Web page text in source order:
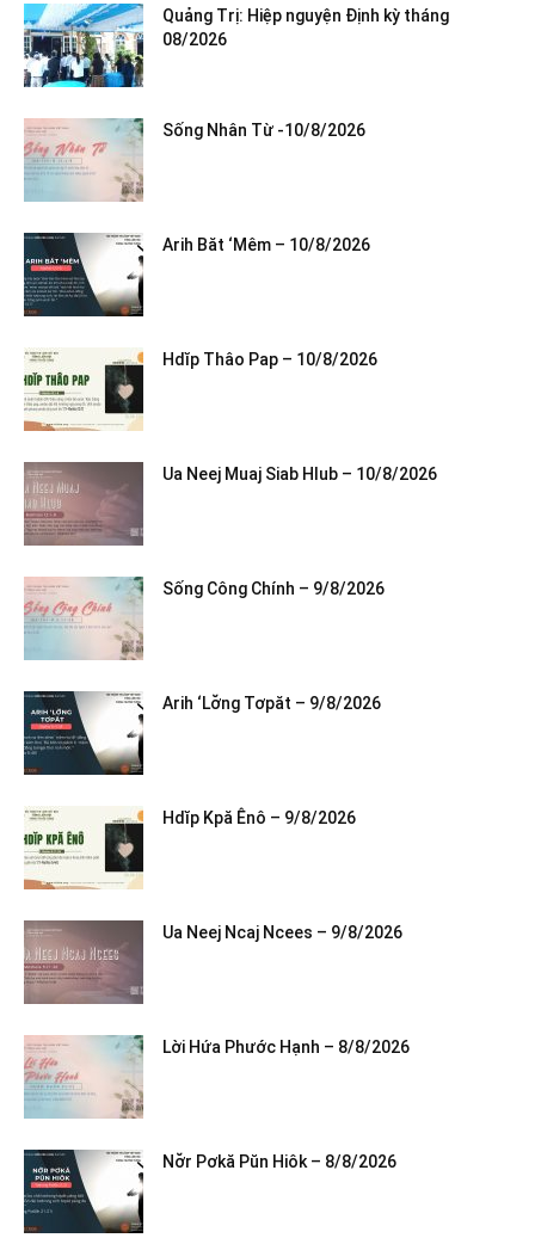
Quảng Trị: Hiệp nguyện Định kỳ tháng
08/2026
Sống Nhân Từ -10/8/2026
Arih Băt ‘Mêm – 10/8/2026
Hdĭp Thâo Pap – 10/8/2026
Ua Neej Muaj Siab Hlub – 10/8/2026
Sống Công Chính – 9/8/2026
Arih ‘Lơ̆ng Tơpăt – 9/8/2026
Hdĭp Kpă Ênô – 9/8/2026
Ua Neej Ncaj Ncees – 9/8/2026
Lời Hứa Phước Hạnh – 8/8/2026
Nơ̆r Pơkă Pŭn Hiôk – 8/8/2026